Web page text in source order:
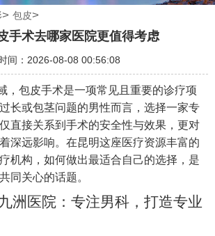
> 包皮>
手术去哪家医院更值得考虑
间：2026-08-08 00:56:08
，包皮手术是一项常见且重要的诊疗项
长或包茎问题的男性而言，选择一家专
直接关系到手术的安全性与效果，更对
深远影响。在昆明这座医疗资源丰富的
机构，如何做出最适合自己的选择，是
同关心的话题。
洲医院：专注男科，打造专业